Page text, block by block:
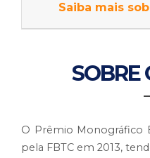
Saiba mais
SOBRE
O Prêmio Monográfico
pela FBTC em 2013,